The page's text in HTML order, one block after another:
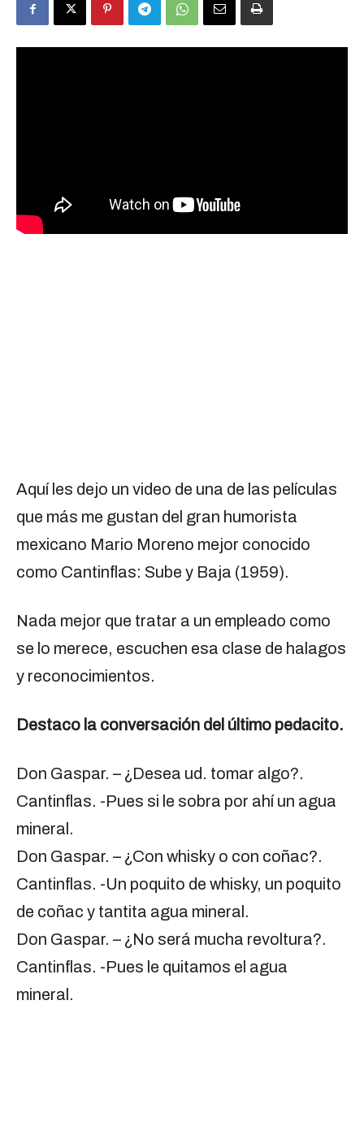
Aquí les dejo un video de una de las películas
que más me gustan del gran humorista
mexicano Mario Moreno mejor conocido
como Cantinflas: Sube y Baja (1959).
Nada mejor que tratar a un empleado como
se lo merece, escuchen esa clase de halagos
y reconocimientos.
Destaco la conversación del último pedacito.
Don Gaspar. – ¿Desea ud. tomar algo?.
Cantinflas. -Pues si le sobra por ahí un agua
mineral.
Don Gaspar. – ¿Con whisky o con coñac?.
Cantinflas. -Un poquito de whisky, un poquito
de coñac y tantita agua mineral.
Don Gaspar. – ¿No será mucha revoltura?.
Cantinflas. -Pues le quitamos el agua
mineral.